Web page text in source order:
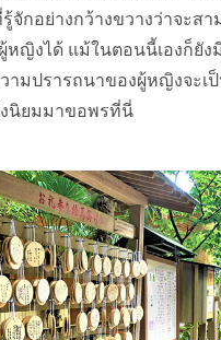
จักอย่างกว้างขวางว่าจะสา
หญิงได้ แม้ในตอนนี้เองก็ยัง
ามปรารถนาของผู้หญิงจะเ
นิยมมาขอพรที่นี่